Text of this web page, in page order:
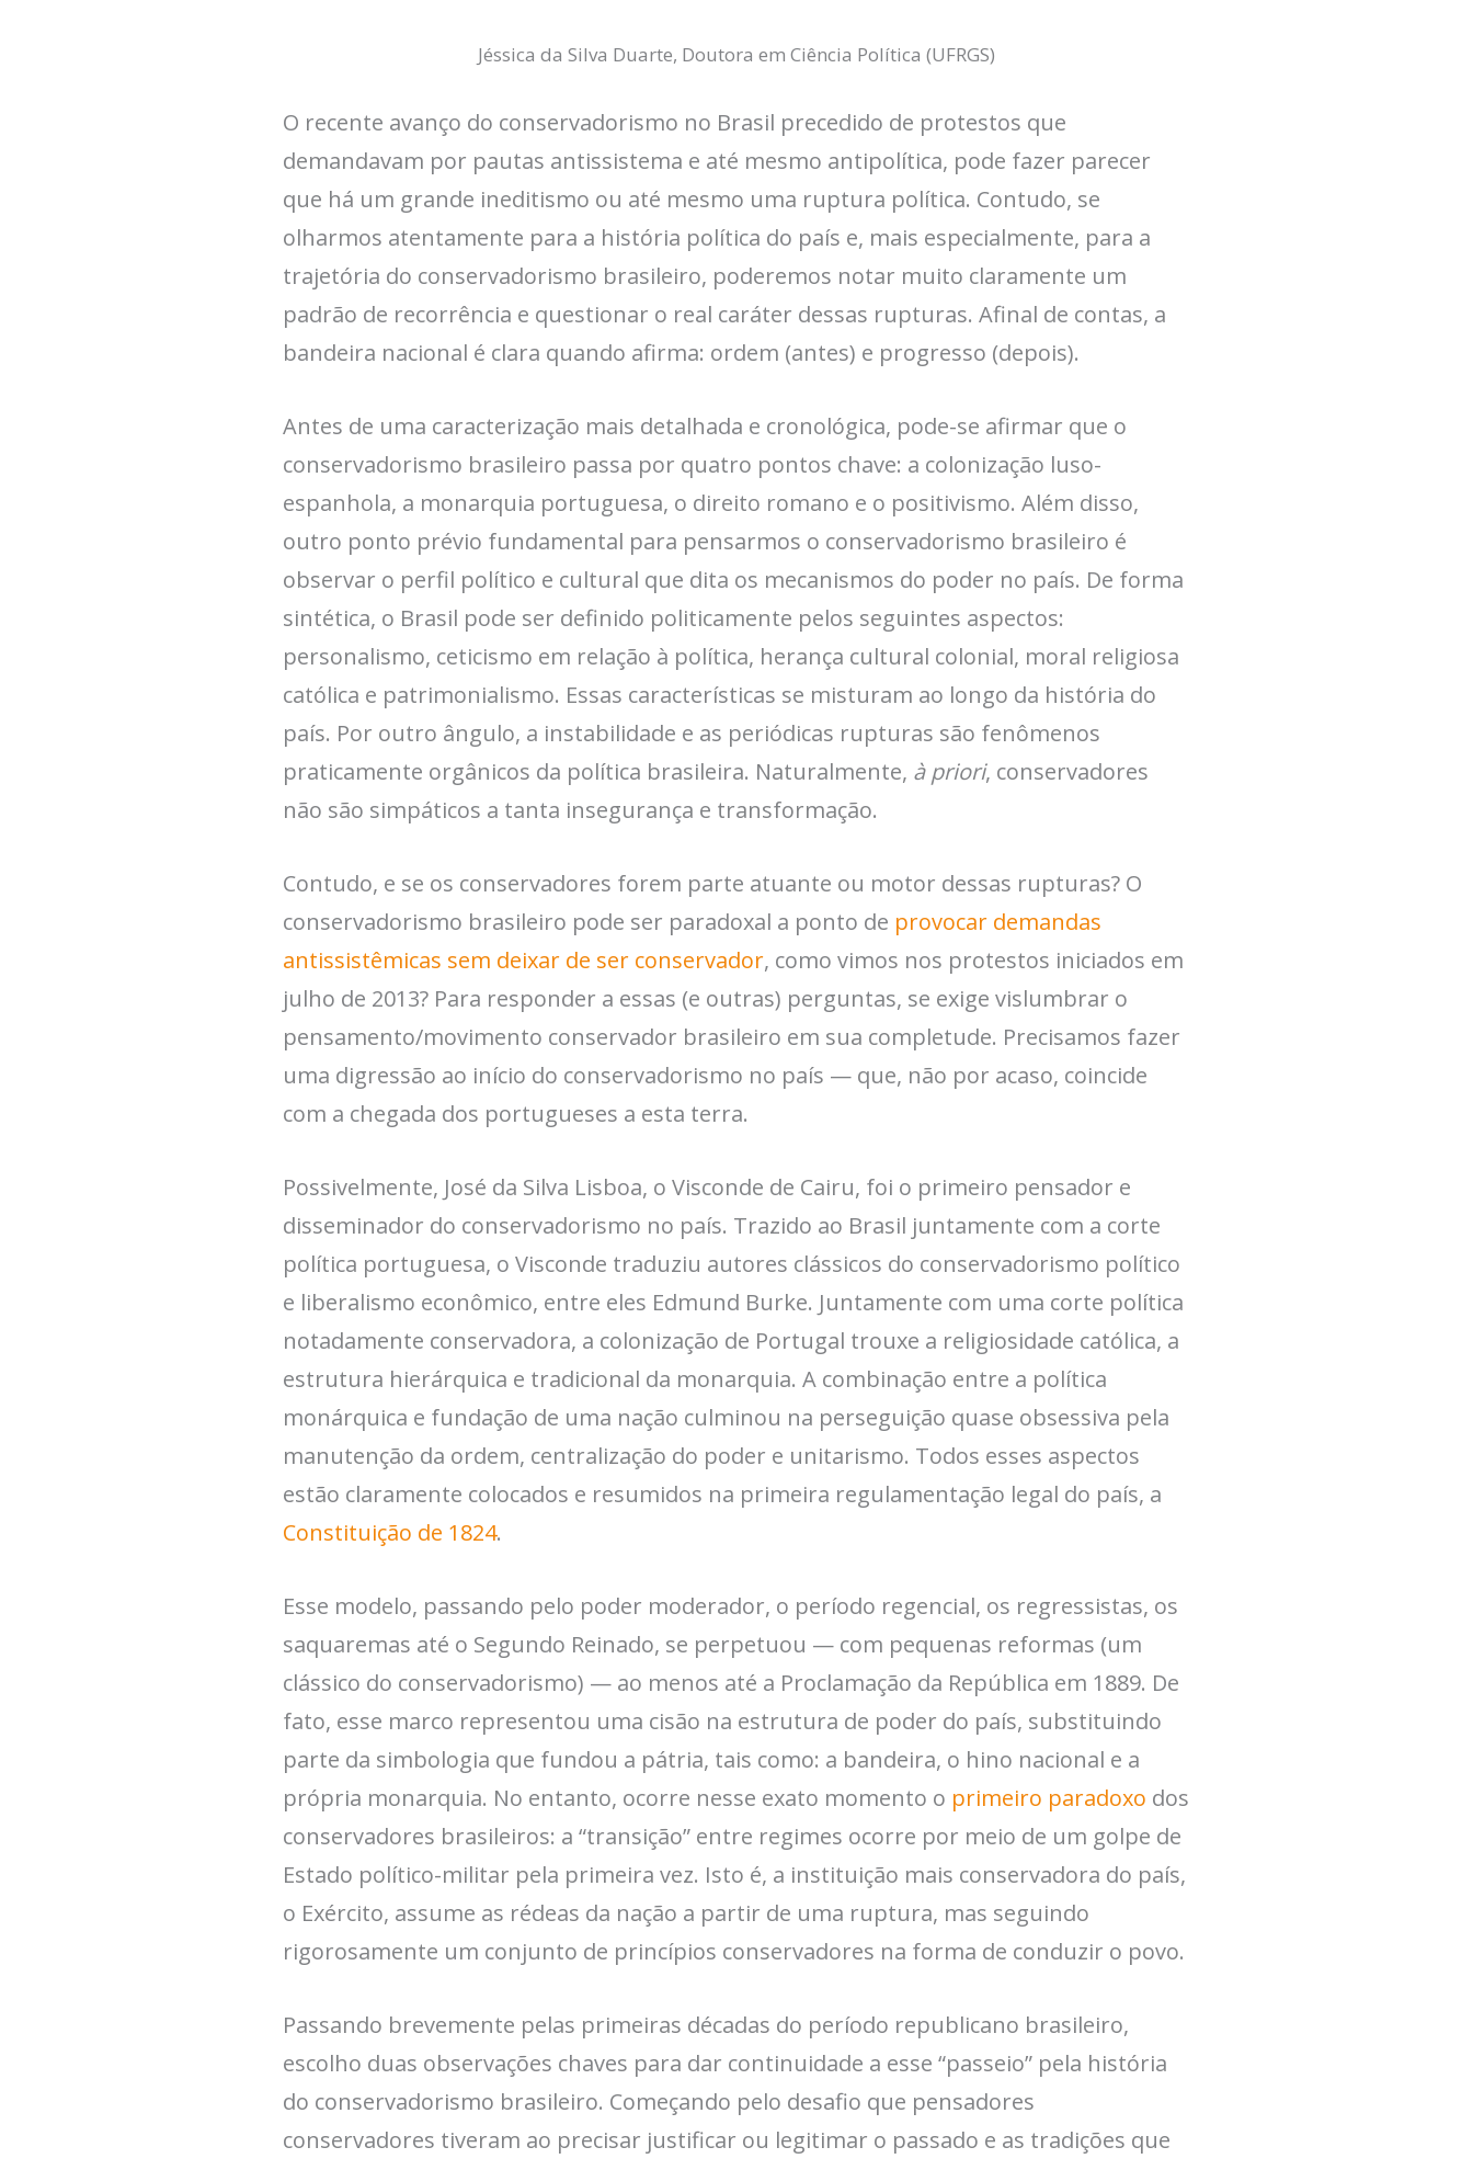
Jéssica da Silva Duarte, Doutora em Ciência Política (UFRGS)
O recente avanço do conservadorismo no Brasil precedido de protestos que
demandavam por pautas antissistema e até mesmo antipolítica, pode fazer parecer
que há um grande ineditismo ou até mesmo uma ruptura política. Contudo, se
olharmos atentamente para a história política do país e, mais especialmente, para a
trajetória do conservadorismo brasileiro, poderemos notar muito claramente um
padrão de recorrência e questionar o real caráter dessas rupturas. Afinal de contas, a
bandeira nacional é clara quando afirma: ordem (antes) e progresso (depois).
Antes de uma caracterização mais detalhada e cronológica, pode-se afirmar que o
conservadorismo brasileiro passa por quatro pontos chave: a colonização luso-
espanhola, a monarquia portuguesa, o direito romano e o positivismo. Além disso,
outro ponto prévio fundamental para pensarmos o conservadorismo brasileiro é
observar o perfil político e cultural que dita os mecanismos do poder no país. De forma
sintética, o Brasil pode ser definido politicamente pelos seguintes aspectos:
personalismo, ceticismo em relação à política, herança cultural colonial, moral religiosa
católica e patrimonialismo. Essas características se misturam ao longo da história do
país. Por outro ângulo, a instabilidade e as periódicas rupturas são fenômenos
praticamente orgânicos da política brasileira. Naturalmente, à priori, conservadores
não são simpáticos a tanta insegurança e transformação.
Contudo, e se os conservadores forem parte atuante ou motor dessas rupturas? O
conservadorismo brasileiro pode ser paradoxal a ponto de provocar demandas
antissistêmicas sem deixar de ser conservador, como vimos nos protestos iniciados em
julho de 2013? Para responder a essas (e outras) perguntas, se exige vislumbrar o
pensamento/movimento conservador brasileiro em sua completude. Precisamos fazer
uma digressão ao início do conservadorismo no país — que, não por acaso, coincide
com a chegada dos portugueses a esta terra.
Possivelmente, José da Silva Lisboa, o Visconde de Cairu, foi o primeiro pensador e
disseminador do conservadorismo no país. Trazido ao Brasil juntamente com a corte
política portuguesa, o Visconde traduziu autores clássicos do conservadorismo político
e liberalismo econômico, entre eles Edmund Burke. Juntamente com uma corte política
notadamente conservadora, a colonização de Portugal trouxe a religiosidade católica, a
estrutura hierárquica e tradicional da monarquia. A combinação entre a política
monárquica e fundação de uma nação culminou na perseguição quase obsessiva pela
manutenção da ordem, centralização do poder e unitarismo. Todos esses aspectos
estão claramente colocados e resumidos na primeira regulamentação legal do país, a
Constituição de 1824.
Esse modelo, passando pelo poder moderador, o período regencial, os regressistas, os
saquaremas até o Segundo Reinado, se perpetuou — com pequenas reformas (um
clássico do conservadorismo) — ao menos até a Proclamação da República em 1889. De
fato, esse marco representou uma cisão na estrutura de poder do país, substituindo
parte da simbologia que fundou a pátria, tais como: a bandeira, o hino nacional e a
própria monarquia. No entanto, ocorre nesse exato momento o primeiro paradoxo dos
conservadores brasileiros: a “transição” entre regimes ocorre por meio de um golpe de
Estado político-militar pela primeira vez. Isto é, a instituição mais conservadora do país,
o Exército, assume as rédeas da nação a partir de uma ruptura, mas seguindo
rigorosamente um conjunto de princípios conservadores na forma de conduzir o povo.
Passando brevemente pelas primeiras décadas do período republicano brasileiro,
escolho duas observações chaves para dar continuidade a esse “passeio” pela história
do conservadorismo brasileiro. Começando pelo desafio que pensadores
conservadores tiveram ao precisar justificar ou legitimar o passado e as tradições que